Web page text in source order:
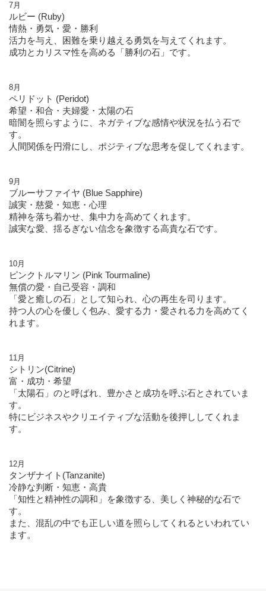
7月
ルビー (Ruby)
情熱・勇気・愛・勝利
活力を与え、困難を乗り越える勇気を与えてくれます。
成功とカリスマ性を高める「勝利の石」です。
8月
ペリドット (Peridot)
希望・和合・夫婦愛・太陽の石
暗闇を照らすように、ネガティブな感情や状況を払う石で
す。
人間関係を円滑にし、ポジティブな思考を促してくれます。
9月
ブルーサファイヤ (Blue Sapphire)
誠実・慈愛・知恵・心理
精神を落ち着かせ、集中力を高めてくれます。
誠実な愛、揺るぎない信念を象徴する高貴な石です。
10月
ピンクトルマリン (Pink Tourmaline)
無償の愛・自己受容・調和
「愛と癒しの石」として知られ、心の再生を司ります。
持つ人の心を優しく包み、愛する力・愛される力を高めてく
れます。
11月
シトリン(Citrine)
富・成功・希望
「太陽石」のと呼ばれ、豊かさと成功を呼ぶ石とされていま
す。
特にビジネスやクリエイティブな活動を後押ししてくれま
す。
12月
タンザナイト(Tanzanite)
冷静な判断・知恵・高貴
「知性と精神性の調和」を象徴する、美しく神秘的な石で
す。
また、混乱の中でも正しい道を照らしてくれるといわれてい
ます。